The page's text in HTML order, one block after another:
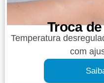
Troca
Temperatura
com